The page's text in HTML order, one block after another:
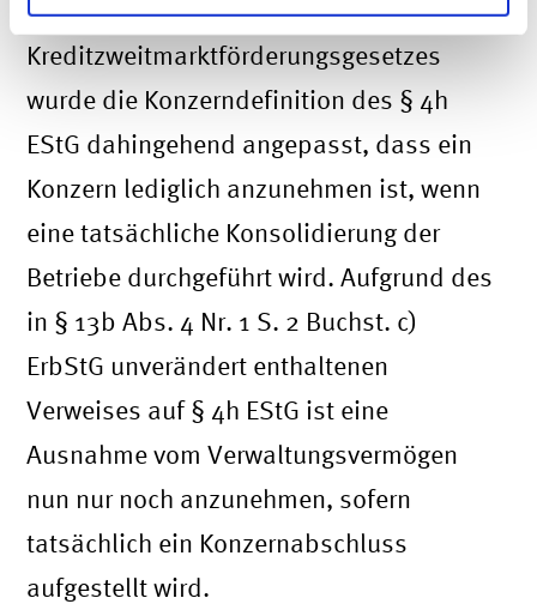
Im Rahmen des
Kreditzweitmarktförderungsgesetzes
wurde die Konzerndefinition des § 4h
EStG dahingehend angepasst, dass ein
Konzern lediglich anzunehmen ist, wenn
eine tatsächliche Konsolidierung der
Betriebe durchgeführt wird. Aufgrund des
in § 13b Abs. 4 Nr. 1 S. 2 Buchst. c)
ErbStG unverändert enthaltenen
Verweises auf § 4h EStG ist eine
Ausnahme vom Verwaltungsvermögen
nun nur noch anzunehmen, sofern
tatsächlich ein Konzernabschluss
aufgestellt wird.